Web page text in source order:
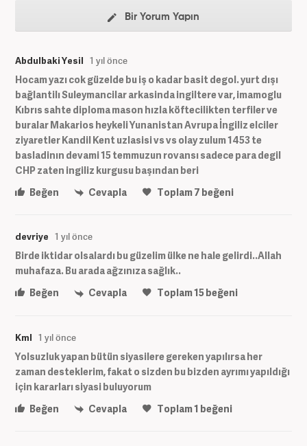
Bir Yorum Yapın
Abdulbaki Yesil 1 yıl önce
Hocam yazı cok güzelde bu iş o kadar basit degol. yurt dışı
bağlantilı Suleymancilar arkasinda ingiltere var, imamoglu
Kıbrıs sahte diploma mason hızla köftecilikten terfiler ve
buralar Makarios heykeli Yunanistan Avrupa İngiliz elciler
ziyaretler Kandil Kent uzlasisi vs vs olay zulum 1453 te
basladinın devami 15 temmuzun rovansı sadece para degil
CHP zaten ingiliz kurgusu başından beri
Beğen
Cevapla Toplam7 beğeni
devriye 1 yıl önce
Birde iktidar olsalardı bu güzelim ülke ne hale gelirdi..Allah
muhafaza. Bu arada ağzınıza sağlık..
Beğen
Cevapla Toplam15beğeni
Kml 1 yıl önce
Yolsuzluk yapan bütün siyasilere gereken yapılırsa her
zaman desteklerim, fakat o sizden bu bizden ayrımı yapıldığı
için kararları siyasi buluyorum
Beğen
Cevapla Toplam1 beğeni